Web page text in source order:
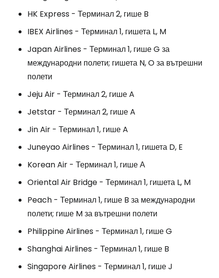
HK Express - Терминал 2, гише B
IBEX Airlines - Терминал 1, гишета L, M
Japan Airlines - Терминал 1, гише G за
международни полети; гишета N, O за вътрешни
полети
Jeju Air - Терминал 2, гише A
Jetstar - Терминал 2, гише A
Jin Air - Терминал 1, гише A
Juneyao Airlines - Терминал 1, гишета D, E
Korean Air - Терминал 1, гише А
Oriental Air Bridge - Терминал 1, гишета L, M
Peach - Терминал 1, гише B за международни
полети; гише M за вътрешни полети
Philippine Airlines - Терминал 1, гише G
Shanghai Airlines - Терминал 1, гише B
Singapore Airlines - Терминал 1, гише J